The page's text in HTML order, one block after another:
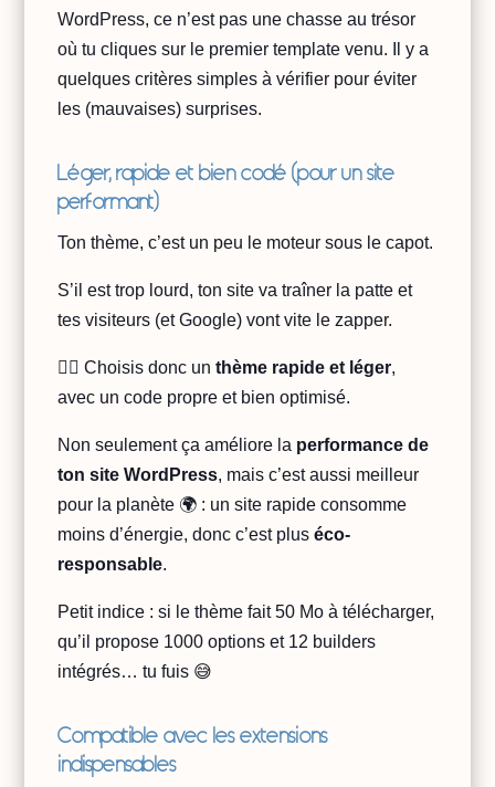
WordPress, ce n’est pas une chasse au trésor
où tu cliques sur le premier template venu. Il y a
quelques critères simples à vérifier pour éviter
les (mauvaises) surprises.
Léger, rapide et bien codé (pour un site
performant)
Ton thème, c’est un peu le moteur sous le capot.
S’il est trop lourd, ton site va traîner la patte et
tes visiteurs (et Google) vont vite le zapper.
👉🏻 Choisis donc unthème rapide et léger,
avec un code propre et bien optimisé.
Non seulement ça améliore la performance de
ton site WordPress, mais c’est aussi meilleur
pour la planète 🌍 : un site rapide consomme
moins d’énergie, donc c’est pluséco-
responsable.
Petit indice : si le thème fait 50 Mo à télécharger,
qu’il propose 1000 options et 12 builders
intégrés… tu fuis 😅
Compatible avec les extensions
indispensables